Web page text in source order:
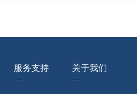
服务支持 关于我们